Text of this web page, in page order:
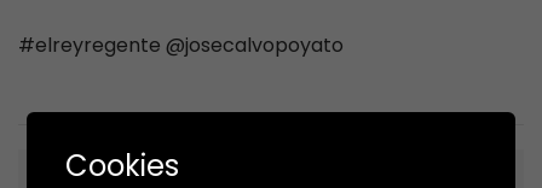
#elreyregente @josecalvopoyato
Cookies